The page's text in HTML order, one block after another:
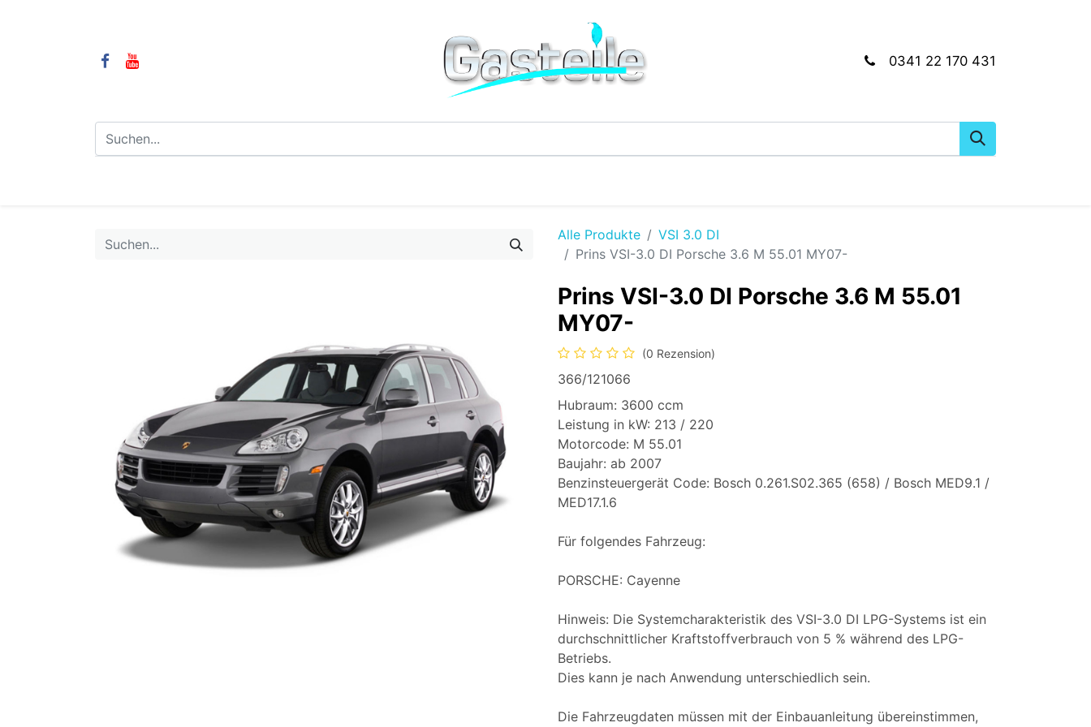
0341 22 170 431
Alle Produkte
VSI 3.0 DI
Prins VSI-3.0 DI Porsche 3.6 M 55.01 MY07-
Prins VSI-3.0 DI Porsche 3.6 M 55.01
MY07-
(0 Rezension)
366/121066
Hubraum: 3600 ccm
Leistung in kW: 213 / 220
Motorcode: M 55.01
Baujahr: ab 2007
Benzinsteuergerät Code: Bosch 0.261.S02.365 (658) / Bosch MED9.1 /
MED17.1.6
Für folgendes Fahrzeug:
PORSCHE: Cayenne
Hinweis: Die Systemcharakteristik des VSI-3.0 DI LPG-Systems ist ein
durchschnittlicher Kraftstoffverbrauch von 5 % während des LPG-
Betriebs.
Dies kann je nach Anwendung unterschiedlich sein.
Die Fahrzeugdaten müssen mit der Einbauanleitung übereinstimmen,